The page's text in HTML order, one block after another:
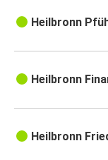
Heilbronn
Heilbronn
Heilbronn